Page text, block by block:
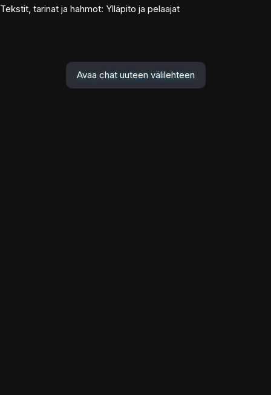
Tekstit, tarinat ja hahmot: Ylläpito ja pelaajat
Avaa chat uuteen välilehteen